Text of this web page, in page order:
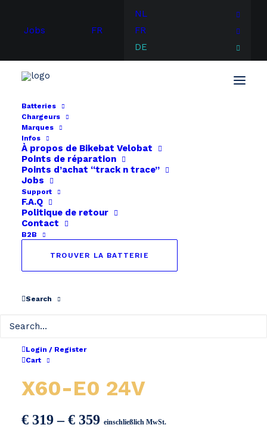
Jobs FR
NL
FR
DE
Batteries
Chargeurs
Marques
Infos
À propos de Bikebat Velobat
Points de réparation
Points d’achat “track n trace”
Jobs
Support
F.A.Q
Politique de retour
Contact
B2B
TROUVER LA BATTERIE
Search
Login / Register
Cart
Start Gepida
Yamaha X49-E0 /
X60-E0 24V
€ 319 –€ 359Preisspanne:
einschließlich MwSt.